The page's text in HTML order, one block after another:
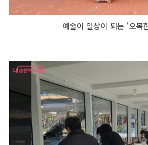
예술이 일상이 되는 '오목